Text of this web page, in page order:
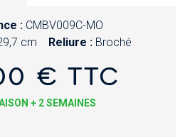
: CMBV009C-MO
cm Reliure : Broché
€ TTC
+ 2 SEMAINES